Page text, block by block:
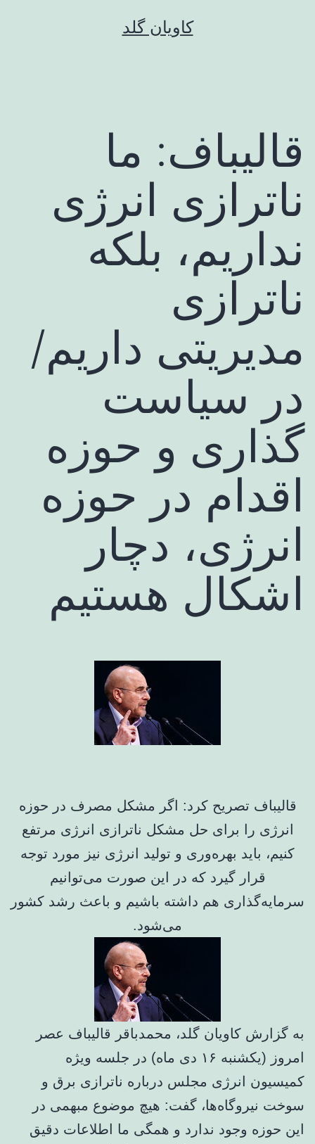
کاویان گلد
قالیباف: ما
ناترازی انرژی
نداریم، بلکه
ناترازی
مدیریتی داریم/
در سیاست
گذاری و حوزه
اقدام در حوزه
انرژی، دچار
اشکال هستیم
قالیباف تصریح کرد: اگر مشکل مصرف در حوزه
انرژی را برای حل مشکل ناترازی انرژی مرتفع
کنیم، باید بهره‌وری و تولید انرژی نیز مورد توجه
قرار گیرد که در این صورت می‌توانیم
سرمایه‌گذاری هم داشته باشیم و باعث رشد کشور
می‌شود.
به گزارش کاویان گلد، محمدباقر قالیباف عصر
امروز (یکشنبه ۱۶ دی ماه) در جلسه ویژه
کمیسیون انرژی مجلس درباره ناترازی برق و
سوخت نیروگاه‌ها، گفت: هیچ موضوع مبهمی در
این حوزه وجود ندارد و همگی ما اطلاعات دقیق